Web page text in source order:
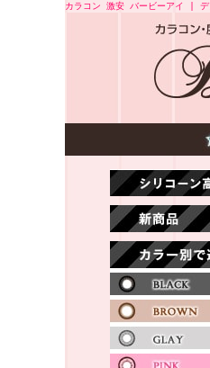
カラコン 激安 バービーアイ | デ